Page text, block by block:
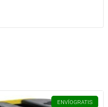
ENVÍOGRATIS